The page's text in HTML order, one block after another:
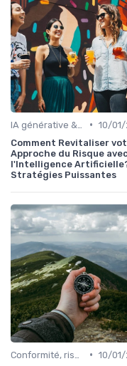
• 10/
Comment Revitaliser
Approche du Risque avec
l'Intelligence
Stratégies Puissantes
• 10/